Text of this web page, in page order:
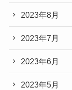
2023年8月
2023年7月
2023年6月
2023年5月